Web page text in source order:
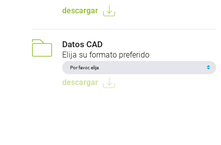
descargar
Datos CAD
Elija su formato preferido
descargar